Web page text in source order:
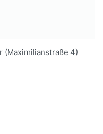
(Maximilianstraße 4)